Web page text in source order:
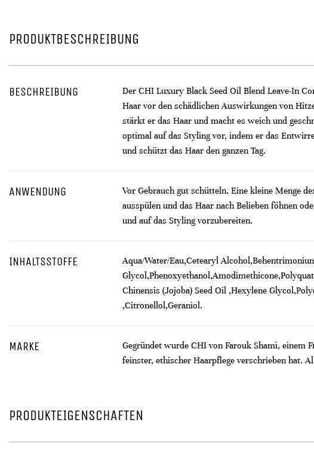
PRODUKTBESCHREIBUNG
BESCHREIBUNG
Der CHI Luxury Black Seed Oil Blend Leave-In
Haar vor den schädlichen Auswirkungen von
stärkt er das Haar und macht es weich und
optimal auf das Styling vor, indem er das
und schützt das Haar den ganzen Tag.
ANWENDUNG
Vor Gebrauch gut schütteln. Eine kleine Menge
ausspülen und das Haar nach Belieben föhnen
und auf das Styling vorzubereiten.
INHALTSSTOFFE
Aqua/Water/Eau,Cetearyl
Chinensis (Jojoba) Seed Oil ,Hexylene
,Citronellol,Geraniol.
MARKE
Gegründet wurde CHI von Farouk Shami,
feinster, ethischer Haarpflege verschrieben hat.
PRODUKTEIGENSCHAFTEN